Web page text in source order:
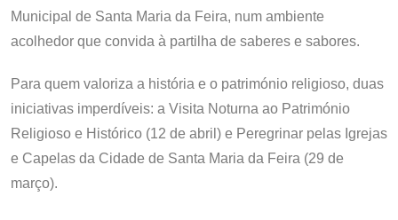
Municipal de Santa Maria da Feira, num ambiente
acolhedor que convida à partilha de saberes e sabores.
Para quem valoriza a história e o património religioso, duas
iniciativas imperdíveis: a Visita Noturna ao Património
Religioso e Histórico (12 de abril) e Peregrinar pelas Igrejas
e Capelas da Cidade de Santa Maria da Feira (29 de
março).